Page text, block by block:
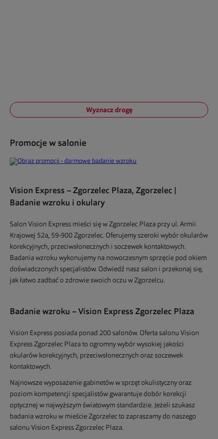
Wyznacz drogę
Promocje w salonie
Vision Express – Zgorzelec Plaza, Zgorzelec |
Badanie wzroku i okulary
Salon Vision Express mieści się w Zgorzelec Plaza przy ul. Armii
Krajowej 52a, 59-900 Zgorzelec. Oferujemy szeroki wybór okularów
korekcyjnych, przeciwsłonecznych i soczewek kontaktowych.
Badania wzroku wykonujemy na nowoczesnym sprzęcie pod okiem
doświadczonych specjalistów. Odwiedź nasz salon i przekonaj się,
jak łatwo zadbać o zdrowie swoich oczu w Zgorzelcu.
Badanie wzroku – Vision Express Zgorzelec Plaza
Vision Express posiada ponad 200 salonów. Oferta salonu Vision
Express Zgorzelec Plaza to ogromny wybór wysokiej jakości
okularów korekcyjnych, przeciwsłonecznych oraz soczewek
kontaktowych.
Najnowsze wyposażenie gabinetów w sprzęt okulistyczny oraz
poziom kompetencji specjalistów gwarantuje dobór korekcji
optycznej w najwyższym światowym standardzie. Jeżeli szukasz
badania wzroku w mieście Zgorzelec to zapraszamy do naszego
salonu Vision Express Zgorzelec Plaza.